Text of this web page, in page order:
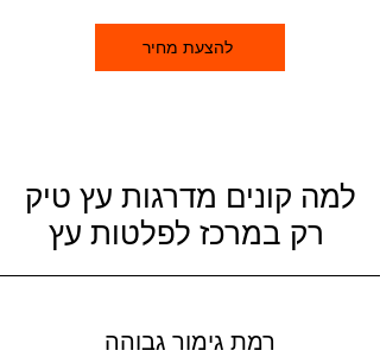
להצעת מחיר
למה קונים מדרגות עץ טיק
רמת גימור גבוהה